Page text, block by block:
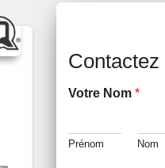
Contactez
Votre Nom *
Prénom Nom